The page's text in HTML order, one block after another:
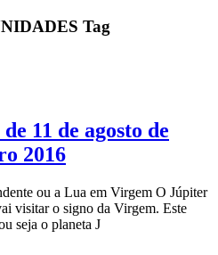
Tag
11 de agosto de
2016
ou a Lua em Virgem O Júpiter
visitar o signo da Virgem. Este
seja o planeta J